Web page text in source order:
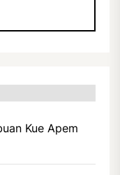
Kue Apem